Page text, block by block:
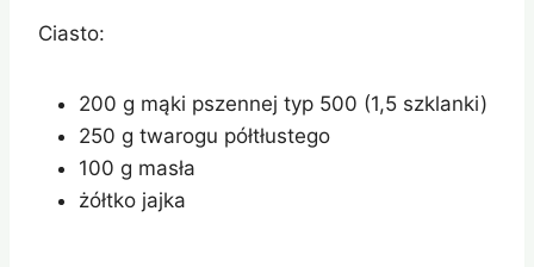
Ciasto:
200 g mąki pszennej typ 500 (1,5 szklanki)
250 g twarogu półtłustego
100 g masła
żółtko jajka